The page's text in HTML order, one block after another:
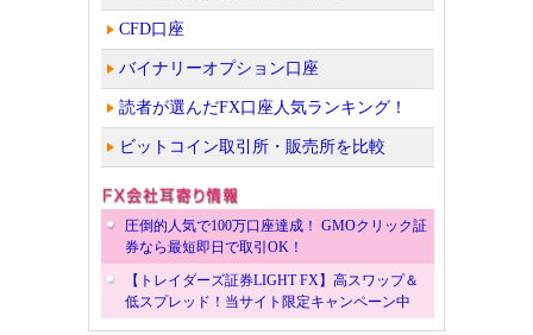
CFD口座
バイナリーオプション口座
読者が選んだFX口座人気ランキング！
ビットコイン取引所・販売所を比較
圧倒的人気で100万口座達成！ GMOクリック証
券なら最短即日で取引OK！
【トレイダーズ証券LIGHT FX】高スワップ＆
低スプレッド！当サイト限定キャンペーン中